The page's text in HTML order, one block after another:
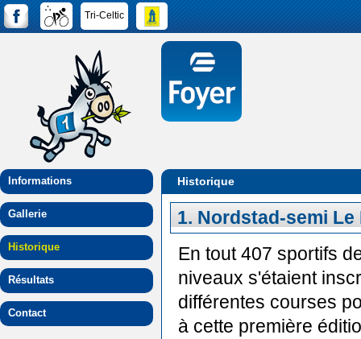
Tri-Celtic
Informations
Gallerie
Historique
Résultats
Contact
Historique
1. Nordstad-semi Le
En tout 407 sportifs
niveaux s'étaient
différentes courses
à cette première